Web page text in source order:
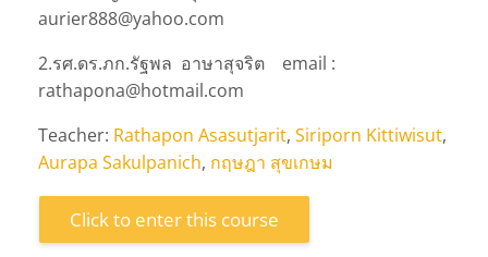
aurier888@yahoo.com
2.รศ.ดร.ภก.รัฐพล อาษาสุจริต
email :
rathapona@hotmail.com
Teacher: Rathapon Asasutjarit, Siriporn Kittiwisut,
Aurapa Sakulpanich, กฤษฎา สุขเกษม
Click to enter this course